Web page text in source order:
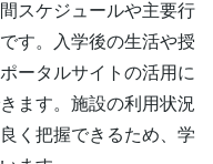
スケジュールや主要行
す。入学後の生活や授
ータルサイトの活用に
ます。施設の利用状況
く把握できるため、学